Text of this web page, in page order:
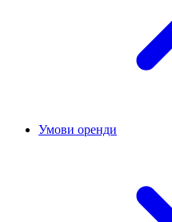
Умови оренди